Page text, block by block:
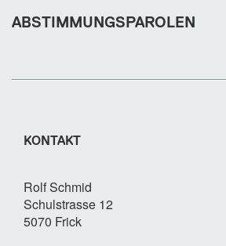
ABSTIMMUNGSPAROLEN
KONTAKT
Rolf Schmid
Schulstrasse 12
5070 Frick